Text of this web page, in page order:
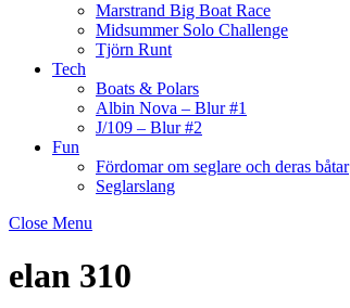
Marstrand Big Boat Race
Midsummer Solo Challenge
Tjörn Runt
Tech
Boats & Polars
Albin Nova – Blur #1
J/109 – Blur #2
Fun
Fördomar om seglare och deras båtar
Seglarslang
Close Menu
elan 310